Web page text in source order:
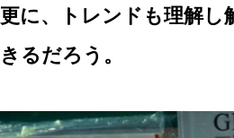
更に、トレンドも理解し
きるだろう。